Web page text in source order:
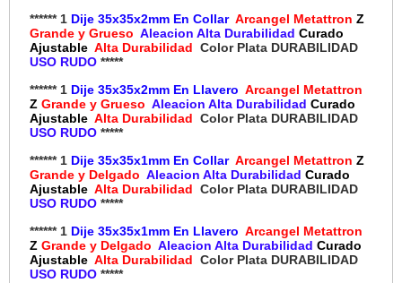
****** 1 Dije 35x35x2mm En CollarArcangel MetattronZ
Grande y GruesoAleacion Alta Durabilidad Curado
Ajustable Alta Durabilidad Color Plata DURABILIDAD
USO RUDO *****
****** 1 Dije 35x35x2mm En Llavero Arcangel Metattron
ZGrande y GruesoAleacion Alta Durabilidad Curado
Ajustable Alta Durabilidad Color Plata DURABILIDAD
USO RUDO *****
****** 1 Dije 35x35x1mm En CollarArcangel MetattronZ
Grande y DelgadoAleacion Alta Durabilidad Curado
Ajustable Alta Durabilidad Color Plata DURABILIDAD
USO RUDO *****
****** 1 Dije 35x35x1mm En Llavero Arcangel Metattron
ZGrande y DelgadoAleacion Alta Durabilidad Curado
Ajustable Alta Durabilidad Color Plata DURABILIDAD
USO RUDO *****